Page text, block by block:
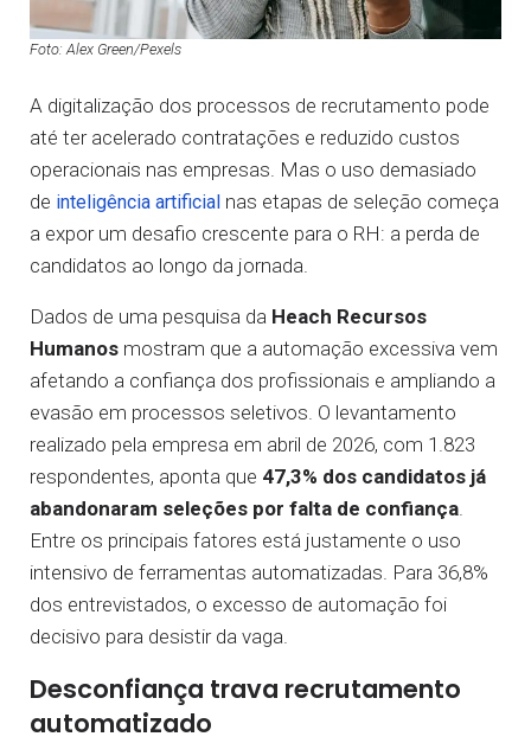
Foto: Alex Green/Pexels
A digitalização dos processos de recrutamento pode
até ter acelerado contratações e reduzido custos
operacionais nas empresas. Mas o uso demasiado
de inteligência artificial nas etapas de seleção começa
a expor um desafio crescente para o RH: a perda de
candidatos ao longo da jornada.
Dados de uma pesquisa da Heach Recursos
Humanos mostram que a automação excessiva vem
afetando a confiança dos profissionais e ampliando a
evasão em processos seletivos. O levantamento
realizado pela empresa em abril de 2026, com 1.823
respondentes, aponta que 47,3% dos candidatos já
abandonaram seleções por falta de confiança.
Entre os principais fatores está justamente o uso
intensivo de ferramentas automatizadas. Para 36,8%
dos entrevistados, o excesso de automação foi
decisivo para desistir da vaga.
Desconfiança trava recrutamento
automatizado